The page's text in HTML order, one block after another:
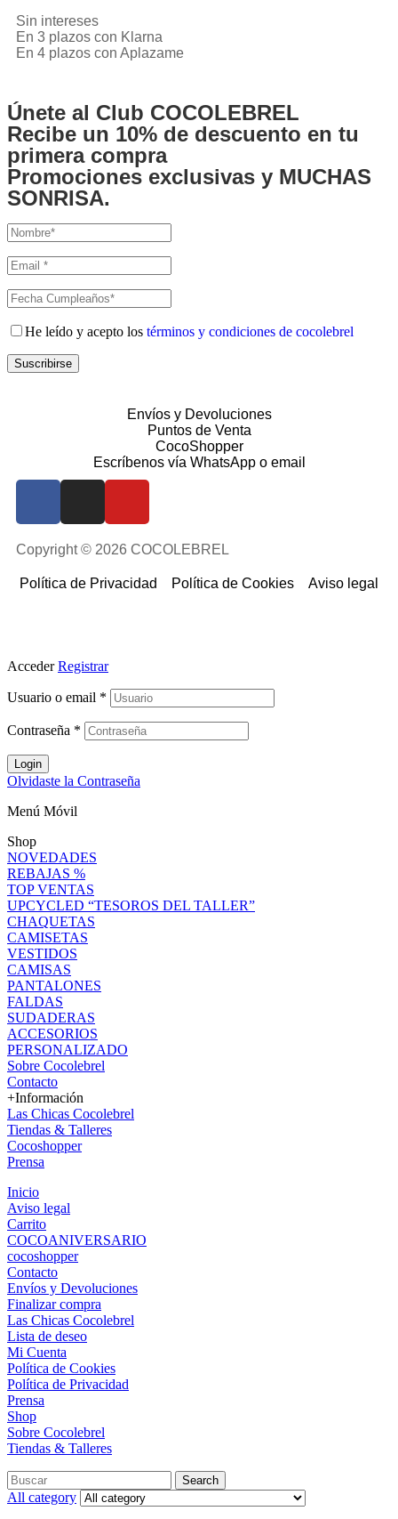
Sin intereses
En 3 plazos con Klarna
En 4 plazos con Aplazame
Únete al Club COCOLEBREL
Recibe un 10% de descuento en tu
primera compra
Promociones exclusivas y MUCHAS
SONRISA.
He leído y acepto los términos y condiciones de cocolebrel
Suscribirse
Envíos y Devoluciones
Puntos de Venta
CocoShopper
Escríbenos vía WhatsApp o email
Copyright © 2026 COCOLEBREL
Política de Privacidad Política de Cookies Aviso legal
Acceder Registrar
Usuario o email *
Contraseña *
Login
Olvidaste la Contraseña
Menú Móvil
Shop
NOVEDADES
REBAJAS %
TOP VENTAS
UPCYCLED “TESOROS DEL TALLER”
CHAQUETAS
CAMISETAS
VESTIDOS
CAMISAS
PANTALONES
FALDAS
SUDADERAS
ACCESORIOS
PERSONALIZADO
Sobre Cocolebrel
Contacto
+Información
Las Chicas Cocolebrel
Tiendas & Talleres
Cocoshopper
Prensa
Inicio
Aviso legal
Carrito
COCOANIVERSARIO
cocoshopper
Contacto
Envíos y Devoluciones
Finalizar compra
Las Chicas Cocolebrel
Lista de deseo
Mi Cuenta
Política de Cookies
Política de Privacidad
Prensa
Shop
Sobre Cocolebrel
Tiendas & Talleres
Search
All category